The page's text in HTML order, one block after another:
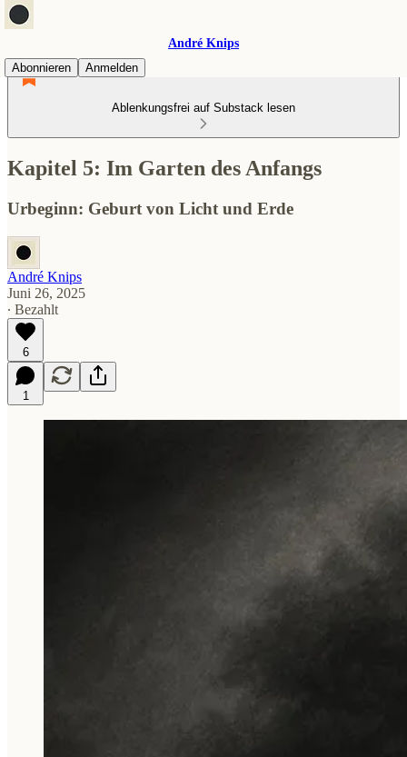
André Knips
Abonnieren
Anmelden
Ablenkungsfrei auf Substack lesen
Kapitel 5: Im Garten des Anfangs
Urbeginn: Geburt von Licht und Erde
André Knips
Juni 26, 2025
∙ Bezahlt
6
1